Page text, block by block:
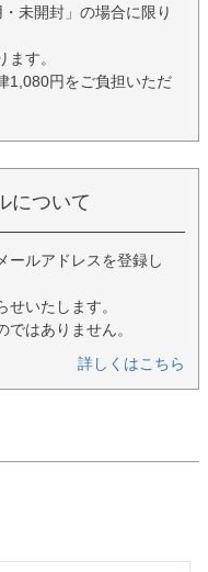
未開封」の場合に限り
す。
1,080円をご負担いただ
について
ールアドレスを登録し
いたします。
はありません。
詳しくはこちら